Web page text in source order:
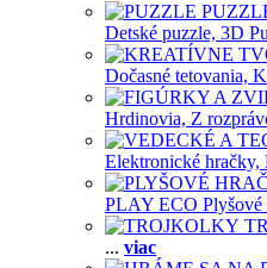
Detské puzzle, 3D
Dočasné tetovania,
Hrdinovia, Z
Elektronické hračky,
PLAY ECO Plyšové
... viac